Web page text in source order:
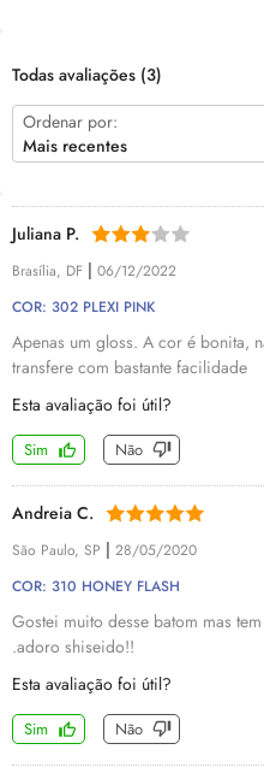
Todas avaliações (3)
Ordenar por:
Mais recentes
Juliana P.
Brasília, DF | 06/12/2022
COR: 302 PLEXI PINK
Apenas um gloss. A cor é bonita,
transfere com bastante facilidade
Esta avaliação foi útil?
Sim Não
Andreia C.
São Paulo, SP | 28/05/2020
COR: 310 HONEY FLASH
Gostei muito desse batom mas
.adoro shiseido!!
Esta avaliação foi útil?
Sim Não